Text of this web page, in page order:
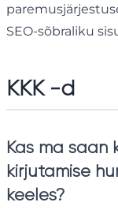
SEO-sõbraliku
KKK -d
Kas ma saan
kirjutamise
keeles?